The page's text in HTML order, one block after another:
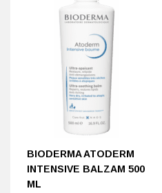
BIODERMA ATODERM
INTENSIVE BALZAM 500
ML